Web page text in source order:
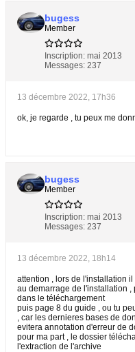
bugess
Member
Inscription: mai 2013
Messages: 237
13 décembre 2022, 17h36
ok, je regarde , tu peux me
bugess
Member
Inscription: mai 2013
Messages: 237
13 décembre 2022, 18h14
attention , lors de l'installation
au demarrage de l'installation
dans le téléchargement
puis page 8 du guide , ou tu
, car les dernieres bases de
evitera annotation d'erreur de
pour ma part , le dossier
l'extraction de l'archive